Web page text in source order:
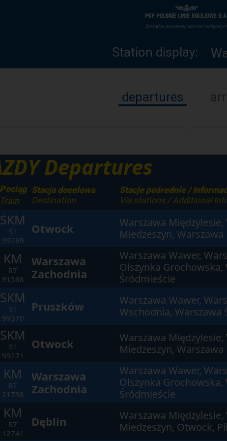
Station
display
Home
page
Station display:
departures
Departures
Pociąg
Train
Stacja docelowa
Destination
Stacje pośrednie /
Via stations / Additional
SKM
S1
99269
Otwock
Warszawa
Miedzeszyn,
KM
R7
91568
Warszawa
Zachodnia
Warszawa Wawer,
Olszynka Grochowska,
Śródmieście
SKM
S1
99370
Pruszków
Warszawa Wawer,
Wschodnia, Warszawa
SKM
S1
99271
Otwock
Warszawa
Miedzeszyn,
KM
R7
21738
Warszawa
Zachodnia
Warszawa Wawer,
Olszynka Grochowska,
Śródmieście
KM
R7
12741
Dęblin
Warszawa
Miedzeszyn, Otwock,